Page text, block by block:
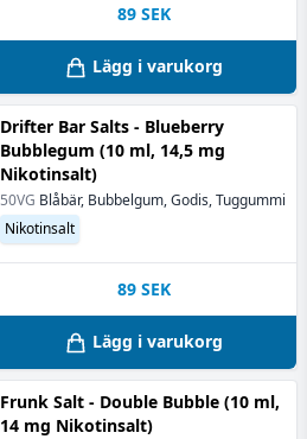
89 SEK
Lägg i varukorg
Drifter Bar Salts - Blueberry
Bubblegum (10 ml, 14,5 mg
Nikotinsalt)
50VG Blåbär, Bubbelgum, Godis, Tuggummi
Nikotinsalt
89 SEK
Lägg i varukorg
Frunk Salt - Double Bubble (10 ml,
14 mg Nikotinsalt)